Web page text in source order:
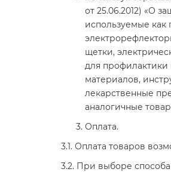
от 25.06.2012) «О
используемые
щетки,
для профилактики
материалов,
лекарственные
аналогичные
Оплата.
3.1. Оплата товаров
3.2. При выборе